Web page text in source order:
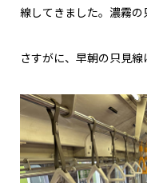
線してきました。濃霧の
さすがに、早朝の只見線